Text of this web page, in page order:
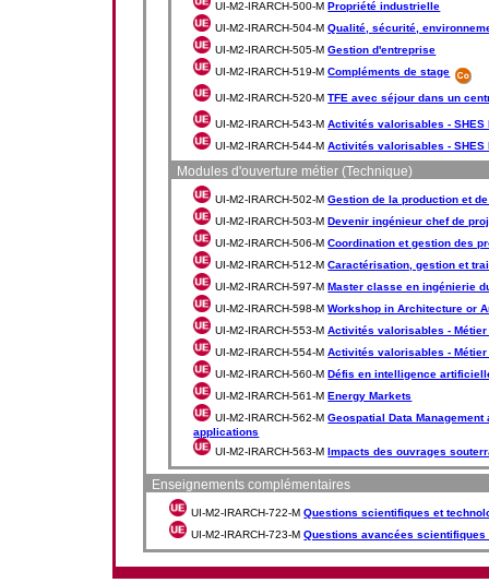
UI-M2-IRARCH-500-MPropriété industrielle
UI-M2-IRARCH-504-MQualité, sécurité,
UI-M2-IRARCH-505-MGestion d'entreprise
UI-M2-IRARCH-519-MCompléments de stage
UI-M2-IRARCH-520-MTFE avec séjour dans un
UI-M2-IRARCH-543-MActivités valorisables - SHES
UI-M2-IRARCH-544-MActivités valorisables - SHES
Modules d'ouverture métier (Technique)
UI-M2-IRARCH-502-MGestion de la production et
UI-M2-IRARCH-503-MDevenir ingénieur chef de
UI-M2-IRARCH-506-MCoordination et gestion des
UI-M2-IRARCH-512-MCaractérisation, gestion et
UI-M2-IRARCH-597-MMaster classe en ingénierie
UI-M2-IRARCH-598-MWorkshop in Architecture or
UI-M2-IRARCH-553-MActivités valorisables - Métier
UI-M2-IRARCH-554-MActivités valorisables - Métier
UI-M2-IRARCH-560-MDéfis en intelligence
UI-M2-IRARCH-561-MEnergy Markets
UI-M2-IRARCH-562-MGeospatial Data
applications
UI-M2-IRARCH-563-MImpacts des ouvrages
Enseignements complémentaires
UI-M2-IRARCH-722-MQuestions scientifiques et
UI-M2-IRARCH-723-MQuestions avancées